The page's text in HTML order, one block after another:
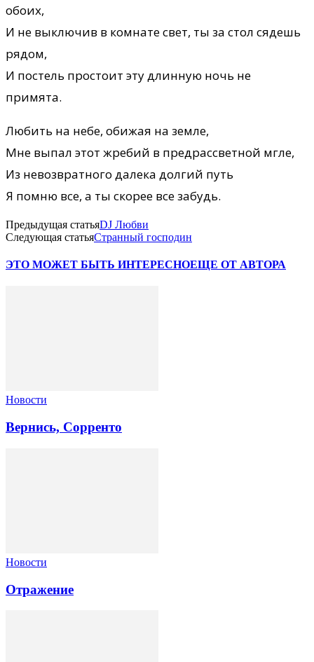
обоих,
И не выключив в комнате свет, ты за стол сядешь
рядом,
И постель простоит эту длинную ночь не
примята.
Любить на небе, обижая на земле,
Мне выпал этот жребий в предрассветной мгле,
Из невозвратного далека долгий путь
Я помню все, а ты скорее все забудь.
Предыдущая статьяDJ Любви
Следующая статьяСтранный господин
ЭТО МОЖЕТ БЫТЬ ИНТЕРЕСНОЕЩЕ ОТ АВТОРА
Новости
Вернись, Сорренто
Новости
Отражение